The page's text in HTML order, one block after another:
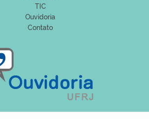
TIC
Ouvidoria
Contato